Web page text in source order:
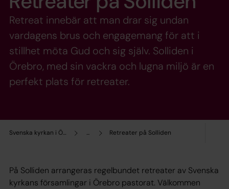
Svenska kyrkan i Örebro ... Retreater på Solliden
Retreat innebär att man drar sig undan
vardagens brus och engagemang för att i
stillhet möta Gud och sig själv. Solliden i
Örebro, med sin vackra och lugna miljö är en
perfekt plats för retreater.
På Solliden arrangeras regelbundet retreater av Svenska
kyrkans församlingar i Örebro pastorat. Välkommen